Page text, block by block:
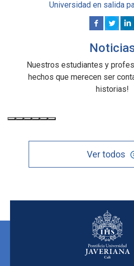
Universidad en salida
Nuestros estudiantes y
hechos que merecen ser
historias!
Ver todos